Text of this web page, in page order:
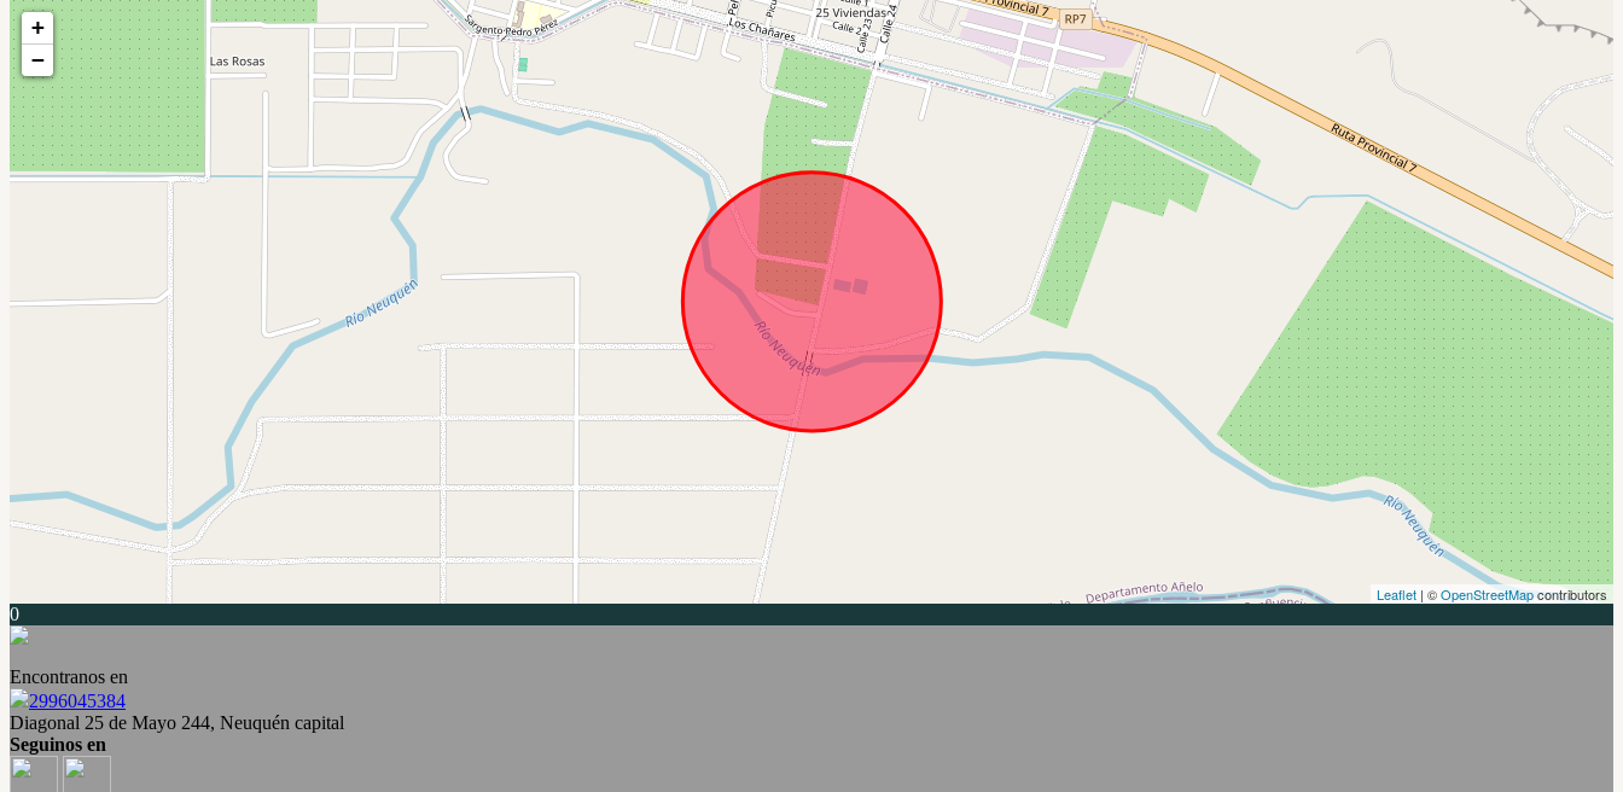
+
−
Leaflet | ©OpenStreetMapcontributors
0
Encontranos en
2996045384
Diagonal 25 de Mayo 244, Neuquén capital
Seguinos en